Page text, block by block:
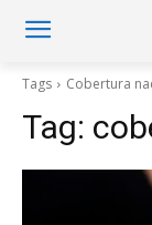
Tags Cobertura
Tag: